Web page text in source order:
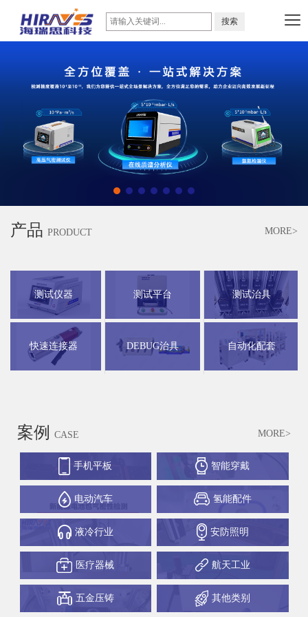
产品 PRODUCT MORE>
测试仪器 测试平台 测试治具
快速连接器 DEBUG治具 自动化配套
案例 CASE MORE>
手机平板 智能穿戴
电动汽车 氢能配件
液冷行业 安防照明
医疗器械 航天工业
五金压铸 其他类别